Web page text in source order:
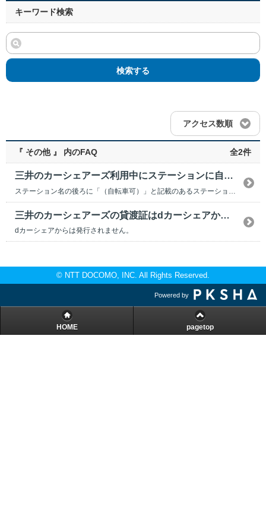
キーワード検索
検索する
アクセス数順
『 その他 』 内のFAQ 全2件
三井のカーシェアーズ利用中にステーションに自転車・バイクを停めてもいいですか？
ステーション名の後ろに「（自転車可）」と記載のあるステーションは自転車でお越しのうえ、車室内に...
三井のカーシェアーズの貸渡証はdカーシェアから発行されますか？
dカーシェアからは発行されません。
© NTT DOCOMO, INC. All Rights Reserved.
Powered by
HOME pagetop